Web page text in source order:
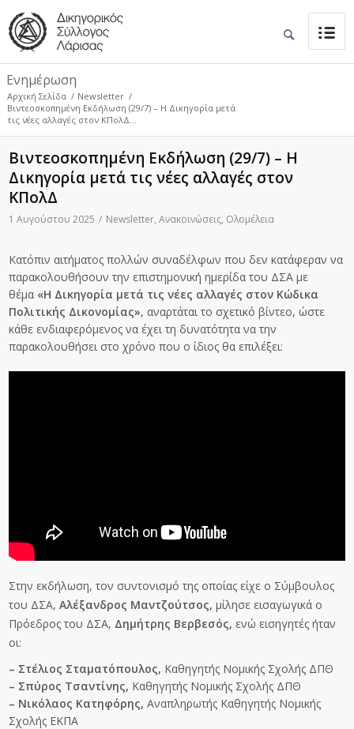
Ενημέρωση
Αρχική Σελίδα / Newsletter /
Βιντεοσκοπημένη Εκδήλωση (29/7) – Η Δικηγορία μετά
τις νέες αλλαγές στον ΚΠολΔ...
Βιντεοσκοπημένη Εκδήλωση (29/7) – Η
Δικηγορία μετά τις νέες αλλαγές στον
ΚΠολΔ
1 Αυγούστου 2025 / Newsletter,Ανακοινώσεις, Ολομέλεια
Κατόπιν αιτήματος πολλών συναδέλφων που δεν κατάφεραν να
παρακολουθήσουν την επιστημονική ημερίδα του ΔΣΑ με
θέμα «Η Δικηγορία μετά τις νέες αλλαγές στον Κώδικα
Πολιτικής Δικονομίας», αναρτάται το σχετικό βίντεο, ώστε
κάθε ενδιαφερόμενος να έχει τη δυνατότητα να την
παρακολουθήσει στο χρόνο που ο ίδιος θα επιλέξει:
Στην εκδήλωση, τον συντονισμό της οποίας είχε ο Σύμβουλος
του ΔΣΑ,Αλέξανδρος Μαντζούτσος, μίλησε εισαγωγικά ο
Πρόεδρος του ΔΣΑ, Δημήτρης Βερβεσός, ενώ εισηγητές ήταν
οι:
– Στέλιος Σταματόπουλος, Καθηγητής Νομικής Σχολής ΔΠΘ
– Σπύρος Τσαντίνης, Καθηγητής Νομικής Σχολής ΔΠΘ
– Νικόλαος Κατηφόρης, Αναπληρωτής Καθηγητής Νομικής
Σχολής ΕΚΠΑ